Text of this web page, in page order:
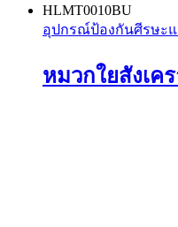
HLMT0010BU
อุปกรณ์ป้องกันศีรษะ
หมวกใยสังเค